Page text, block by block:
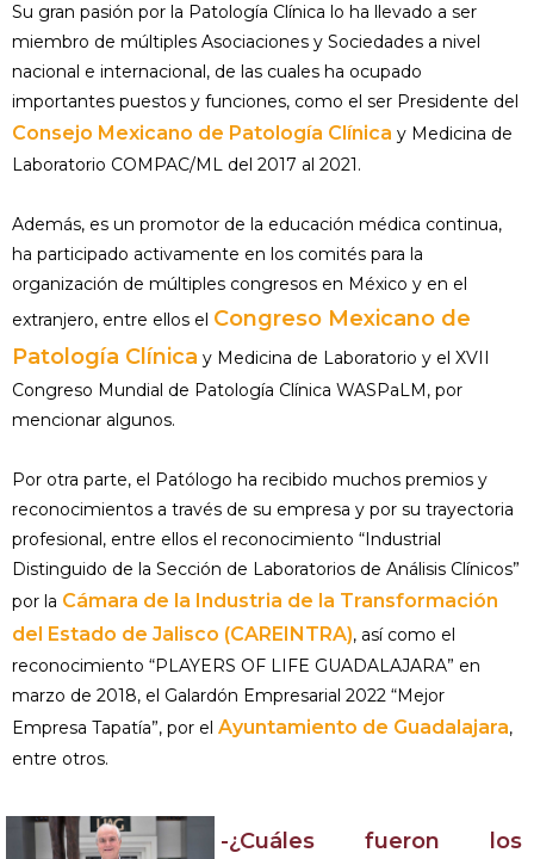
Su gran pasión por la Patología Clínica lo ha llevado a ser
miembro de múltiples Asociaciones y Sociedades a nivel
nacional e internacional, de las cuales ha ocupado
importantes puestos y funciones, como el ser Presidente del
Consejo Mexicano de Patología Clínica y Medicina de
Laboratorio COMPAC/ML del 2017 al 2021.
Además, es un promotor de la educación médica continua,
ha participado activamente en los comités para la
organización de múltiples congresos en México y en el
extranjero, entre ellos el Congreso Mexicano de
Patología Clínica y Medicina de Laboratorio y el XVII
Congreso Mundial de Patología Clínica WASPaLM, por
mencionar algunos.
Por otra parte, el Patólogo ha recibido muchos premios y
reconocimientos a través de su empresa y por su trayectoria
profesional, entre ellos el reconocimiento “Industrial
Distinguido de la Sección de Laboratorios de Análisis Clínicos”
por la Cámara de la Industria de la Transformación
del Estado de Jalisco (CAREINTRA), así como el
reconocimiento “PLAYERS OF LIFE GUADALAJARA” en
marzo de 2018, el Galardón Empresarial 2022 “Mejor
Empresa Tapatía”, por el Ayuntamiento de Guadalajara,
entre otros.
-¿Cuáles fueron los